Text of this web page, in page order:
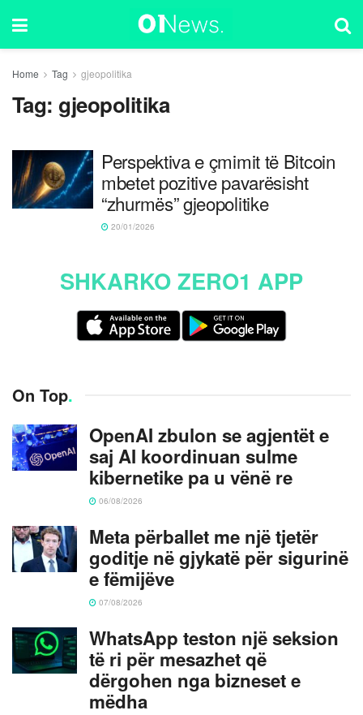
Home Tag gjeopolitika
Tag: gjeopolitika
Perspektiva e çmimit të Bitcoin
mbetet pozitive pavarësisht
“zhurmës” gjeopolitike
20/01/2026
SHKARKO ZERO1 APP
On Top.
OpenAI zbulon se agjentët e
saj AI koordinuan sulme
kibernetike pa u vënë re
06/08/2026
Meta përballet me një tjetër
goditje në gjykatë për sigurinë
e fëmijëve
07/08/2026
WhatsApp teston një seksion
të ri për mesazhet që
dërgohen nga bizneset e
mëdha